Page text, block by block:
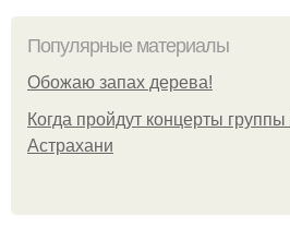
Популярные материалы
Обожaю зaпах деpева!
Когда пройдут концерты
Астрахани